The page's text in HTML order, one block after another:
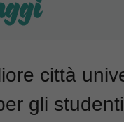
città
gli